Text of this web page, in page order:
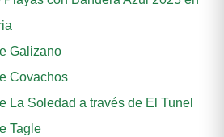
Galizano
Covachos
La Soledad a través de El Tunel
Tagle